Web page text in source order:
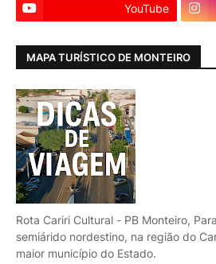
YouTube
MAPA TURÍSTICO DE MONTEIRO
Rota Cariri Cultural - PB Monteiro,
semiárido nordestino, na região do
maior município do Estado.